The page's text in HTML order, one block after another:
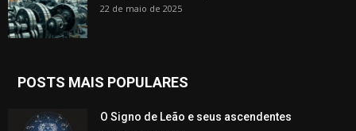
22 de maio de 2025
POSTS MAIS POPULARES
O Signo de Leão e seus ascendentes